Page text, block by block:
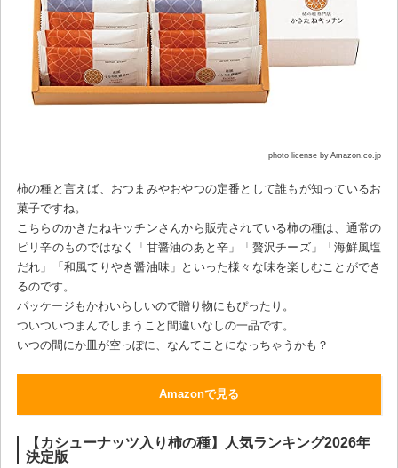
photo license by Amazon.co.jp
柿の種と言えば、おつまみやおやつの定番として誰もが知っているお
菓子ですね。
こちらのかきたねキッチンさんから販売されている柿の種は、通常の
ピリ辛のものではなく「甘醤油のあと辛」「贅沢チーズ」「海鮮風塩
だれ」「和風てりやき醤油味」といった様々な味を楽しむことができ
るのです。
パッケージもかわいらしいので贈り物にもぴったり。
ついついつまんでしまうこと間違いなしの一品です。
いつの間にか皿が空っぽに、なんてことになっちゃうかも？
Amazonで見る